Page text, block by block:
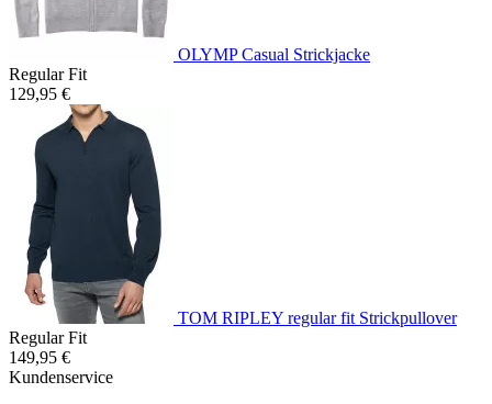
OLYMP Casual Strickjacke
Regular Fit
129,95 €
TOM RIPLEY regular fit Strickpullover
Regular Fit
149,95 €
Kundenservice